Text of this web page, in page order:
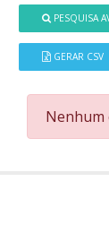
PESQUISA
GERAR CSV
Nenhum